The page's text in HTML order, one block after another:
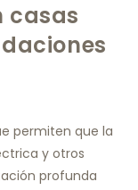
casas
permiten que la
y otros
profunda